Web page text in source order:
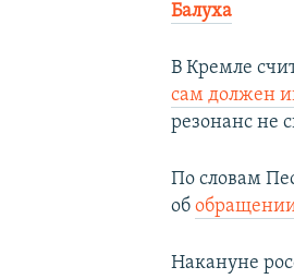
Балуха
В Кремле
сам должен
резонанс не
По словам
обобращении
Накануне